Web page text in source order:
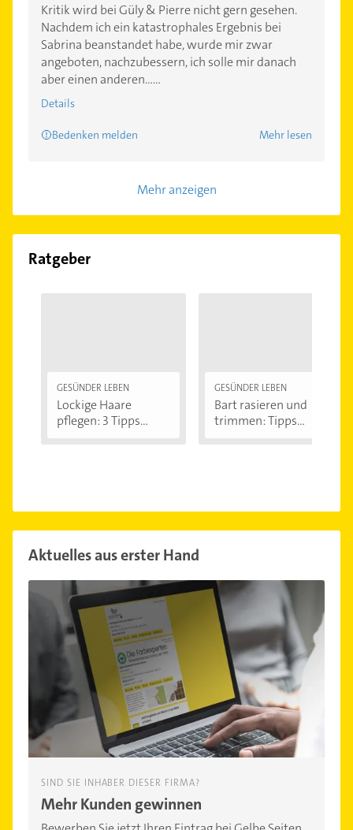
Kritik wird bei Güly & Pierre nicht gern gesehen.
Nachdem ich ein katastrophales Ergebnis bei
Sabrina beanstandet habe, wurde mir zwar
angeboten, nachzubessern, ich solle mir danach
aber einen anderen......
Details
Bedenken melden Mehr lesen
Mehr anzeigen
Ratgeber
GESÜNDER LEBEN
Lockige Haare
pflegen: 3 Tipps...
GESÜNDER LEBEN
Bart rasieren und
trimmen: Tipps...
Aktuelles aus erster Hand
SIND SIE INHABER DIESER FIRMA?
Mehr Kunden gewinnen